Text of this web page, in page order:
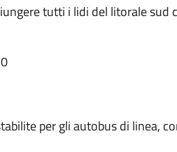
tutti i lidi del litorale sud
per gli autobus di linea,